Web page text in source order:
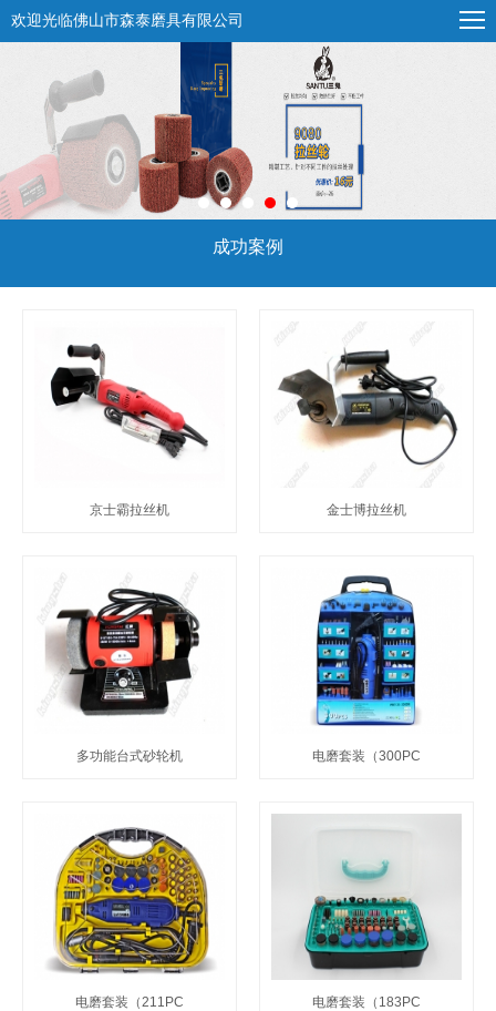
欢迎光临佛山市森泰磨具有限公司
成功案例
京士霸拉丝机 金士博拉丝机
多功能台式砂轮机 电磨套装（300PC
电磨套装（211PC 电磨套装（183PC